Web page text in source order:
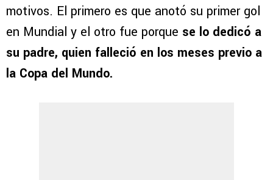
motivos. El primero es que anotó su primer gol
en Mundial y el otro fue porque se lo dedicó a
su padre, quien falleció en los meses previo a
la Copa del Mundo.